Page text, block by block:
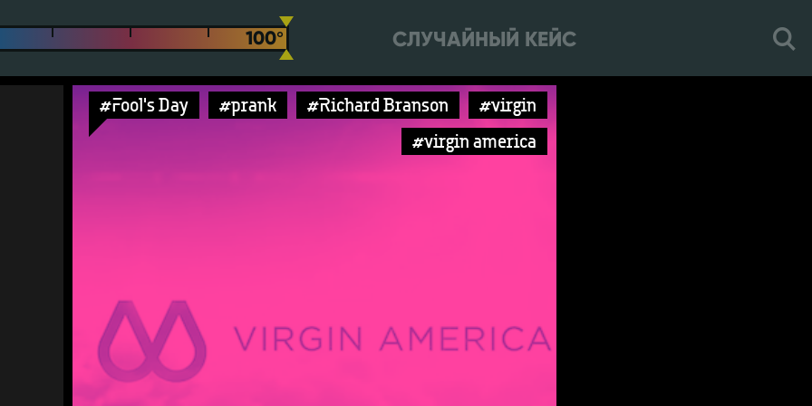
СЛУЧАЙНЫЙ КЕЙС
#Fool's Day #prank #Richard Branson
#virgin
#virgin america